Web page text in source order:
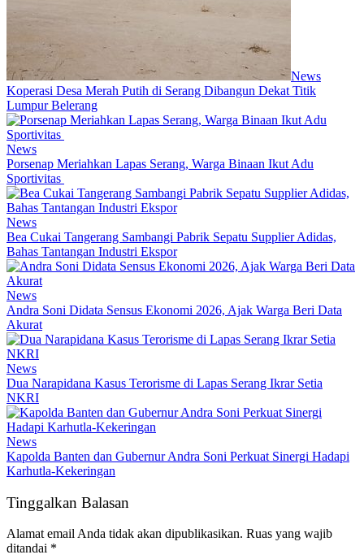
News
Koperasi Desa Merah Putih di Serang Dibangun Dekat Titik
Lumpur Belerang
News
Porsenap Meriahkan Lapas Serang, Warga Binaan Ikut Adu
Sportivitas
News
Bea Cukai Tangerang Sambangi Pabrik Sepatu Supplier Adidas,
Bahas Tantangan Industri Ekspor
News
Andra Soni Didata Sensus Ekonomi 2026, Ajak Warga Beri Data
Akurat
News
Dua Narapidana Kasus Terorisme di Lapas Serang Ikrar Setia
NKRI
News
Kapolda Banten dan Gubernur Andra Soni Perkuat Sinergi Hadapi
Karhutla-Kekeringan
Tinggalkan Balasan
Alamat email Anda tidak akan dipublikasikan. Ruas yang wajib
ditandai *